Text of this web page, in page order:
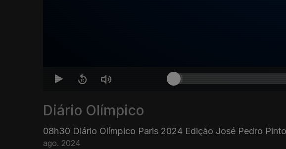
Diário Olímpico
08h30 Diário Olímpico Paris 2024 Edição José Pedro Pinto
ago. 2024